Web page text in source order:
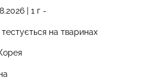
| 1 г -
на тваринах